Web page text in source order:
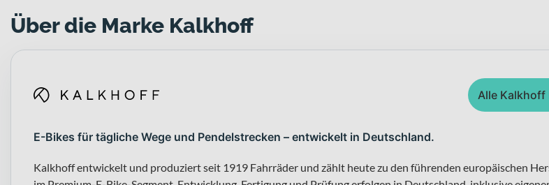
Über die Marke Kalkhoff
Alle Kalkhoff
E-Bikes für tägliche Wege und Pendelstrecken – entwickelt in Deutschland.
Kalkhoff entwickelt und produziert seit 1919 Fahrräder und zählt heute zu den führenden europäischen